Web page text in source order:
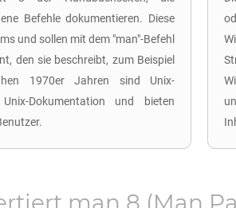
Befehle dokumentieren. Diese
und sollen mit dem "man"-Befehl
den sie beschreibt, zum Beispiel
1970er Jahren sind Unix-
Dokumentation und bieten
man 8 (Man